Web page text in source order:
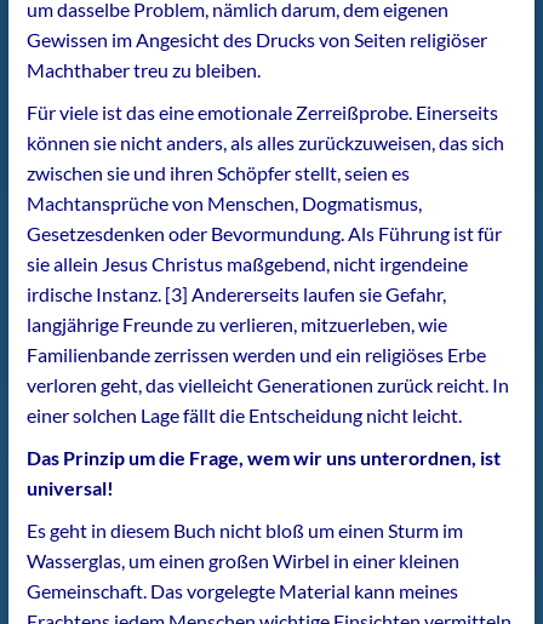
um dasselbe Problem, nämlich darum, dem eigenen
Gewissen im Angesicht des Drucks von Seiten religiöser
Machthaber treu zu bleiben.
Für viele ist das eine emotionale Zerreißprobe. Einerseits
können sie nicht anders, als alles zurückzuweisen, das sich
zwischen sie und ihren Schöpfer stellt, seien es
Machtansprüche von Menschen, Dogmatismus,
Gesetzesdenken oder Bevormundung. Als Führung ist für
sie allein Jesus Christus maßgebend, nicht irgendeine
irdische Instanz. [3] Andererseits laufen sie Gefahr,
langjährige Freunde zu verlieren, mitzuerleben, wie
Familienbande zerrissen werden und ein religiöses Erbe
verloren geht, das vielleicht Generationen zurück reicht. In
einer solchen Lage fällt die Entscheidung nicht leicht.
Das Prinzip um die Frage, wem wir uns unterordnen, ist
universal!
Es geht in diesem Buch nicht bloß um einen Sturm im
Wasserglas, um einen großen Wirbel in einer kleinen
Gemeinschaft. Das vorgelegte Material kann meines